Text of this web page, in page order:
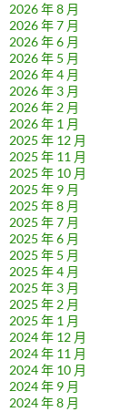
2026 年 8 月
2026 年 7 月
2026 年 6 月
2026 年 5 月
2026 年 4 月
2026 年 3 月
2026 年 2 月
2026 年 1 月
2025 年 12 月
2025 年 11 月
2025 年 10 月
2025 年 9 月
2025 年 8 月
2025 年 7 月
2025 年 6 月
2025 年 5 月
2025 年 4 月
2025 年 3 月
2025 年 2 月
2025 年 1 月
2024 年 12 月
2024 年 11 月
2024 年 10 月
2024 年 9 月
2024 年 8 月